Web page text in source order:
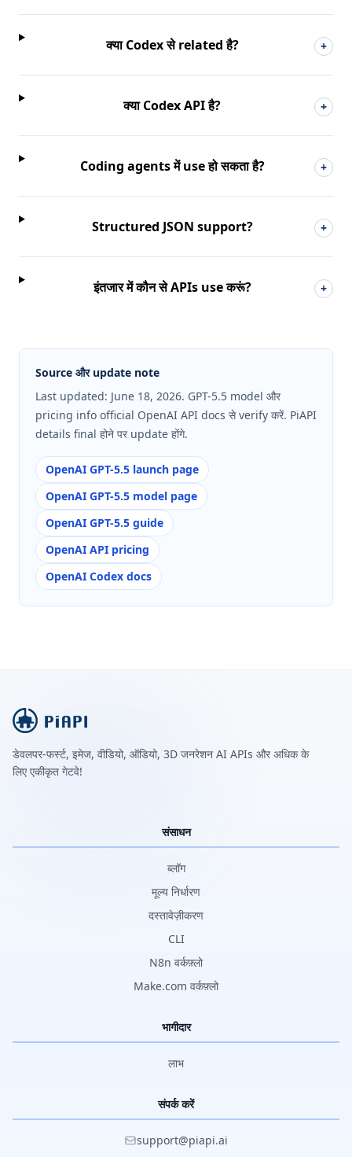
क्या Codex से related है? +
क्या Codex API है? +
Coding agents में use हो सकता है? +
Structured JSON support? +
इंतजार में कौन से APIs use करूं? +
Source और update note
Last updated: June 18, 2026. GPT-5.5 model और
pricing info official OpenAI API docs से verify करें. PiAPI
details final होने पर update होंगे.
OpenAI GPT-5.5 launch page
OpenAI GPT-5.5 model page
OpenAI GPT-5.5 guide
OpenAI API pricing
OpenAI Codex docs
डेवलपर-फर्स्ट, इमेज, वीडियो, ऑडियो, 3D जनरेशन AI APIs और अधिक के
लिए एकीकृत गेटवे!
संसाधन
ब्लॉग
मूल्य निर्धारण
दस्तावेज़ीकरण
CLI
N8n वर्कफ़्लो
Make.com वर्कफ़्लो
भागीदार
लाभ
संपर्क करें
support@piapi.ai